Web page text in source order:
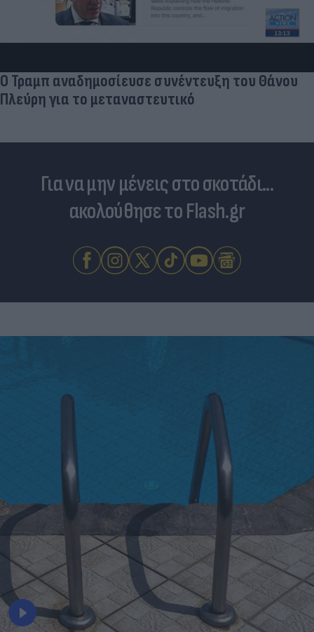
Ο Τραμπ αναδημοσίευσε συνέντευξη του Θάνου
Πλεύρη για το μεταναστευτικό
Για να μην μένεις στο σκοτάδι...
ακολούθησε το Flash.gr